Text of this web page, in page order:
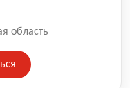
область